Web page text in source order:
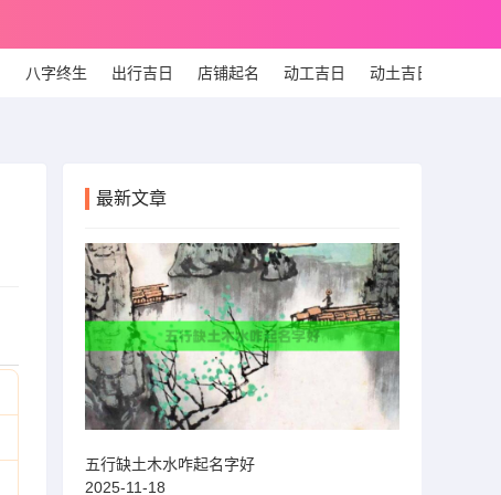
八字终生 出行吉日 店铺起名 动工吉日 动土吉日
最新文章
五行缺土木水咋起名字好
2025-11-18